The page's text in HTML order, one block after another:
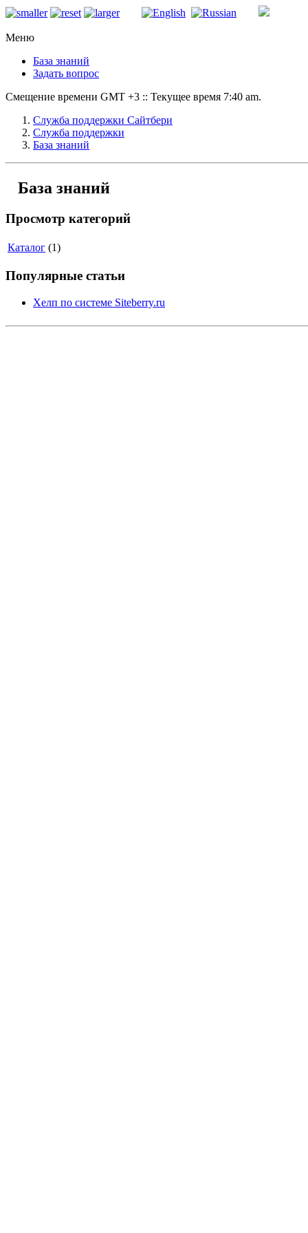
Меню
База знаний
Задать вопрос
Смещение времени GMT +3 :: Текущее время 7:40 am.
Служба поддержки Сайтбери
Служба поддержки
База знаний
База знаний
Просмотр категорий
Каталог (1)
Популярные статьи
Хелп по системе Siteberry.ru